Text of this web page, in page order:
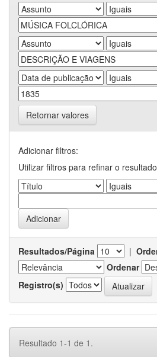
Retornar valores
Adicionar filtros:
Utilizar filtros para refinar o
Resultados/Página |
Ordenar
Registro(s)
Resultado 1-1 de 1.